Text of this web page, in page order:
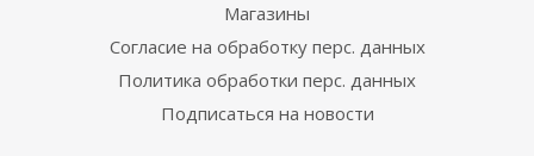
Магазины
Согласие на обработку перс. данных
Политика обработки перс. данных
Подписаться на новости